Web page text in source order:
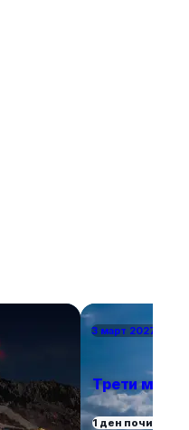
3 март 2027 г.
Трети март
1 ден почивка